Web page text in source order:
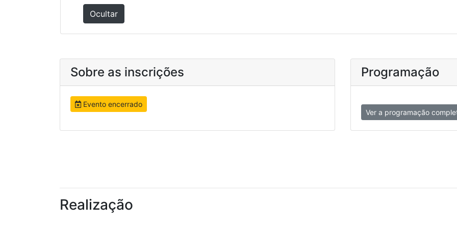
Ocultar
Sobre as inscrições
Evento encerrado
Programação
Ver a programação
Realização